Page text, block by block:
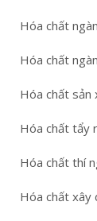
Hóa chất
Hóa chất
Hóa chất sản
Hóa chất tẩy
Hóa chất thí
Hóa chất xây